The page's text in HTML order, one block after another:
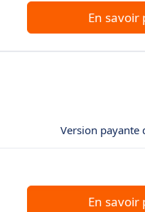
En savoir
Version payante
En savoir